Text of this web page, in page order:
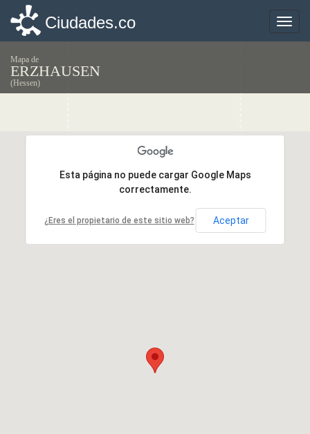
Toggle
Ciudades.co
Mapa de
ERZHAUSEN
(Hessen)
Esta página no puede cargar Google Maps
correctamente.
¿Eres el propietario de este sitio web? Aceptar
Esta página no puede cargar Google Maps
correctamente.
¿Eres el propietario de este sitio web? Aceptar
Toggle
Ciudades.co